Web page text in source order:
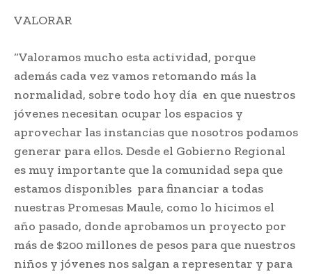
VALORAR
“Valoramos mucho esta actividad, porque
además cada vez vamos retomando más la
normalidad, sobre todo hoy día en que nuestros
jóvenes necesitan ocupar los espacios y
aprovechar las instancias que nosotros podamos
generar para ellos. Desde el Gobierno Regional
es muy importante que la comunidad sepa que
estamos disponibles para financiar a todas
nuestras Promesas Maule, como lo hicimos el
año pasado, donde aprobamos un proyecto por
más de $200 millones de pesos para que nuestros
niños y jóvenes nos salgan a representar y para